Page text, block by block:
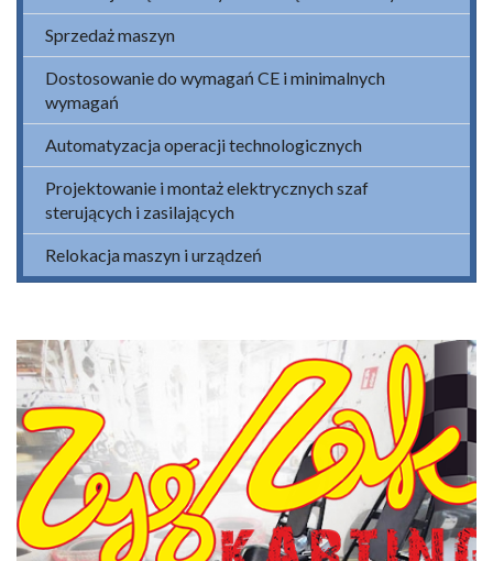
Sprzedaż maszyn
Dostosowanie do wymagań CE i minimalnych
wymagań
Automatyzacja operacji technologicznych
Projektowanie i montaż elektrycznych szaf
sterujących i zasilających
Relokacja maszyn i urządzeń